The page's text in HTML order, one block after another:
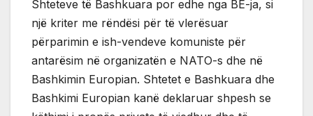
Shteteve të Bashkuara por edhe nga BE-ja, si
një kriter me rëndësi për të vlerësuar
përparimin e ish-vendeve komuniste për
antarësim në organizatën e NATO-s dhe në
Bashkimin Europian. Shtetet e Bashkuara dhe
Bashkimi Europian kanë deklaruar shpesh se